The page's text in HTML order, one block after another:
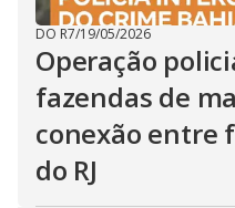
DO R7/19/05/2026
Operação
fazendas de
conexão entre
do RJ